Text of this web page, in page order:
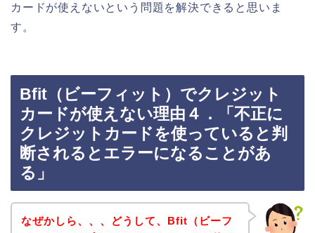
カードが使えないという問題を解決できると思いま
す。
Bfit（ビーフィット）でクレジット
カードが使えない理由４．「不正に
クレジットカードを使っていると判
断されるとエラーになることがあ
る」
なぜかしら、、、どうして、Bfit（ビーフ